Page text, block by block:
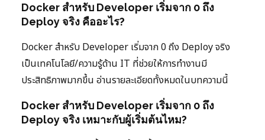
Docker สำหรับ Developer เริ่มจาก 0 ถึง
Deploy จริง คืออะไร?
Docker สำหรับ Developer เริ่มจาก 0 ถึง Deploy จริง
เป็นเทคโนโลยี/ความรู้ด้าน IT ที่ช่วยให้การทำงานมี
ประสิทธิภาพมากขึ้น อ่านรายละเอียดทั้งหมดในบทความนี้
Docker สำหรับ Developer เริ่มจาก 0 ถึง
Deploy จริง เหมาะกับผู้เริ่มต้นไหม?